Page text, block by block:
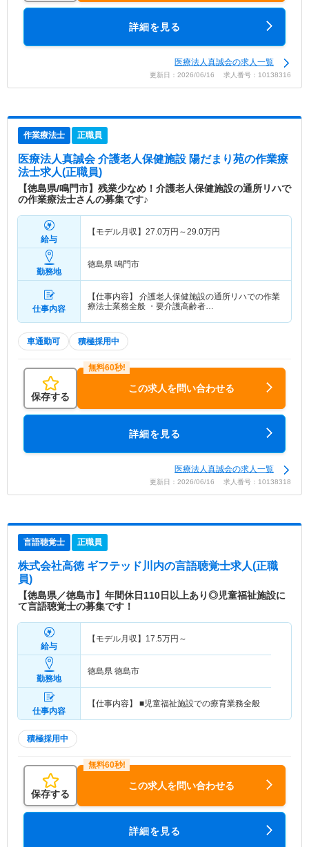
詳細を見る
医療法人真誠会の求人一覧
更新日：2026/06/16 求人番号：10138316
作業療法士 正職員
医療法人真誠会 介護老人保健施設 陽だまり苑の作業療
法士求人(正職員)
【徳島県/鳴門市】残業少なめ！介護老人保健施設の通所リハで
の作業療法士さんの募集です♪
給与
【モデル月収】 27.0万円～29.0万円
勤務地
徳島県 鳴門市
仕事内容
【仕事内容】 介護老人保健施設の通所リハでの作業
療法士業務全般 ・要介護高齢者…
車通勤可 積極採用中
保存する
この求人を問い合わせる
詳細を見る
医療法人真誠会の求人一覧
更新日：2026/06/16 求人番号：10138318
言語聴覚士 正職員
株式会社高徳 ギフテッド川内の言語聴覚士求人(正職
員)
【徳島県／徳島市】年間休日110日以上あり◎児童福祉施設に
て言語聴覚士の募集です！
給与
【モデル月収】 17.5万円～
勤務地
徳島県 徳島市
仕事内容
【仕事内容】 ■児童福祉施設での療育業務全般
積極採用中
保存する
この求人を問い合わせる
詳細を見る